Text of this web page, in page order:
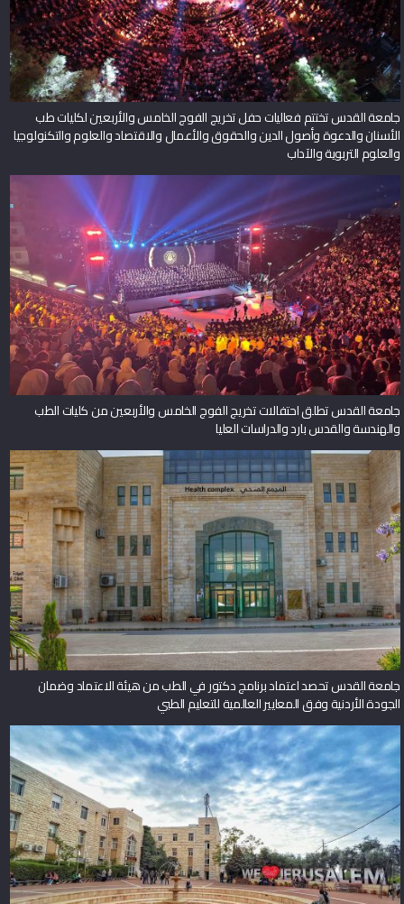
جامعة القدس تختتم فعاليات حفل تخريج الفوج الخامس والأربعين لكليات طب
الأسنان والدعوة وأصول الدين والحقوق والأعمال والاقتصاد والعلوم والتكنولوجيا
والعلوم التربوية والآداب
جامعة القدس تطلق احتفالات تخريج الفوج الخامس والأربعين من كليات الطب
والهندسة والقدس بارد والدراسات العليا
جامعة القدس تحصد اعتماد برنامج دكتور في الطب من هيئة الاعتماد وضمان
الجودة الأردنية وفق المعايير العالمية للتعليم الطبي